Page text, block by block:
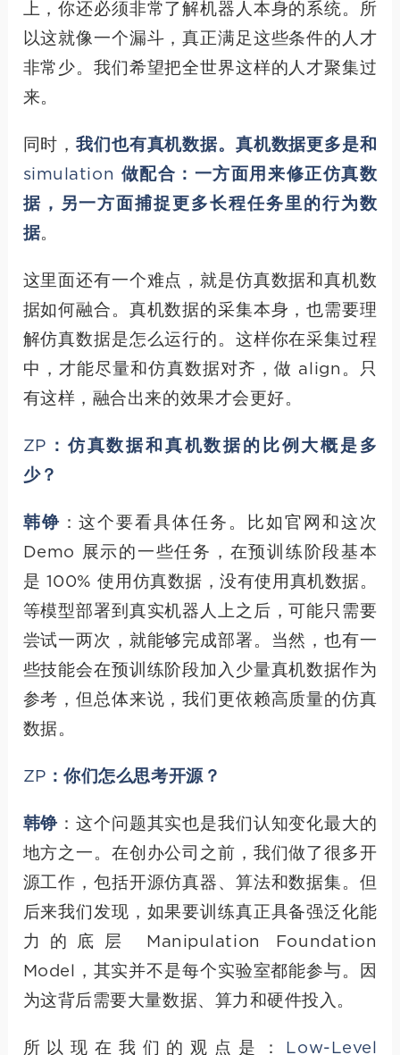
上，你还必须非常了解机器人本身的系统。所
以这就像一个漏斗，真正满足这些条件的人才
非常少。我们希望把全世界这样的人才聚集过
来。
同时，我们也有真机数据。真机数据更多是和
simulation 做配合：一方面用来修正仿真数
据，另一方面捕捉更多长程任务里的行为数
据。
这里面还有一个难点，就是仿真数据和真机数
据如何融合。真机数据的采集本身，也需要理
解仿真数据是怎么运行的。这样你在采集过程
中，才能尽量和仿真数据对齐，做 align。只
有这样，融合出来的效果才会更好。
ZP：仿真数据和真机数据的比例大概是多
少？
韩铮 ：这个要看具体任务。比如官网和这次
Demo 展示的一些任务，在预训练阶段基本
是 100% 使用仿真数据，没有使用真机数据。
等模型部署到真实机器人上之后，可能只需要
尝试一两次，就能够完成部署。当然，也有一
些技能会在预训练阶段加入少量真机数据作为
参考，但总体来说，我们更依赖高质量的仿真
数据。
ZP：你们怎么思考开源？
韩铮 ：这个问题其实也是我们认知变化最大的
地方之一。在创办公司之前，我们做了很多开
源工作，包括开源仿真器、算法和数据集。但
后来我们发现，如果要训练真正具备强泛化能
力的底层 Manipulation Foundation
Model，其实并不是每个实验室都能参与。因
为这背后需要大量数据、算力和硬件投入。
所以现在我们的观点是： Low-Level